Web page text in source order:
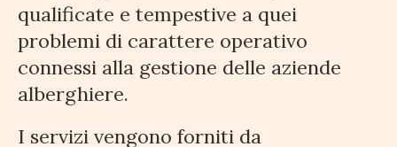
qualificate e tempestive a quei
problemi di carattere operativo
connessi alla gestione delle aziende
alberghiere.
I servizi vengono forniti da